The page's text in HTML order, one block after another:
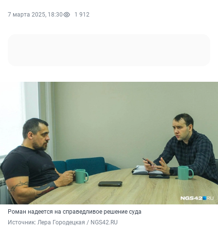
7 марта 2025, 18:30 1 912
Роман надеется на справедливое решение суда
Источник: Лера Городецкая / NGS42.RU